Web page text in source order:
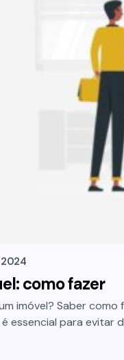
como fazer
imóvel? Saber
essencial para evitar